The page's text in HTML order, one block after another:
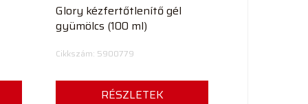
Glory kézfertőtlenítő gél
gyümölcs (100 ml)
Cikkszám: 5900779
RÉSZLETEK